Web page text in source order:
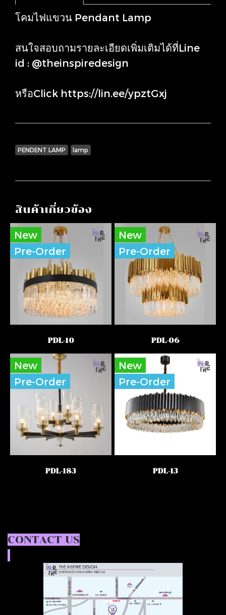
โคมไฟแขวน Pendant Lamp
สนใจสอบถามรายละเอียดเพิ่มเติมได้ที่Line
id : @theinspiredesign
หรือClick https://lin.ee/ypztGxj
PENDENT LAMP lamp
สินค้าเกี่ยวข้อง
New
Pre-Order
PDL-10
New
Pre-Order
PDL-06
New
Pre-Order
PDL-183
New
Pre-Order
PDL-13
CONTACT US